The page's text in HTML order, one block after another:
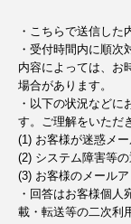
・こちらで送信した
・受付時間内に順
内容によっては、お
場合があります。
・以下の状況などに
す。ご理解をいただ
(1) お客様が迷惑メ
(2) システム障害等
(3) お客様のメール
・回答はお客様個
載・転送等の二次利